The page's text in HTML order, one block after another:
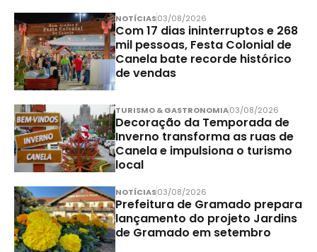
NOTÍCIAS03/08/2026
Com 17 dias ininterruptos e 268
mil pessoas, Festa Colonial de
Canela bate recorde histórico
de vendas
TURISMO & GASTRONOMIA03/08/2026
Decoração da Temporada de
Inverno transforma as ruas de
Canela e impulsiona o turismo
local
NOTÍCIAS03/08/2026
Prefeitura de Gramado prepara
lançamento do projeto Jardins
de Gramado em setembro